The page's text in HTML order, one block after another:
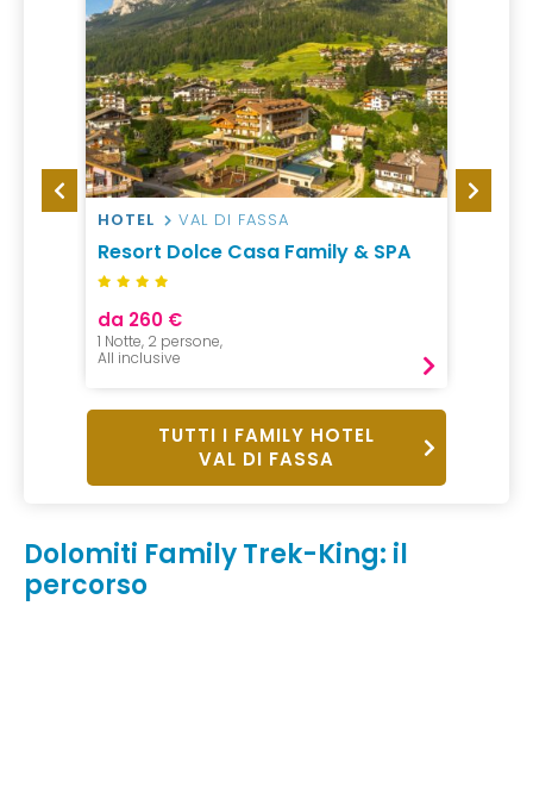
HOTEL VAL DI FASSA
Resort Dolce Casa Family & SPA
da 260 €
1 Notte, 2 persone,
All inclusive
HOTEL
TUTTI I FAMILY HOTEL
VAL DI FASSA
Dolomiti Family Trek-King: il
percorso